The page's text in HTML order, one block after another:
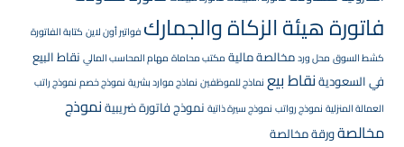
فاتورة هيئة الزكاة والجمارك فواتير أون لاين كتابة الفاتورة
كشط السوق محل وردمخالصة مالية مكتب محاماة مهام المحاسب المالي نقاط البيع
في السعوديةنقاط بيع نماذج للموظفين نماذج موارد بشرية نموذج خصم نموذج راتب
العمالة المنزلية نموذج رواتب نموذج سيرة ذاتية نموذج فاتورة ضريبيةنموذج
مخالصةورقة مخالصة